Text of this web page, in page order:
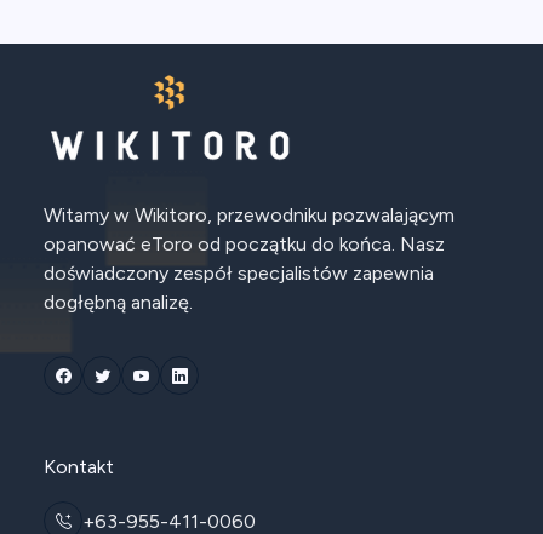
Witamy w Wikitoro, przewodniku pozwalającym
opanować eToro od początku do końca. Nasz
doświadczony zespół specjalistów zapewnia
dogłębną analizę.
Kontakt
+63-955-411-0060